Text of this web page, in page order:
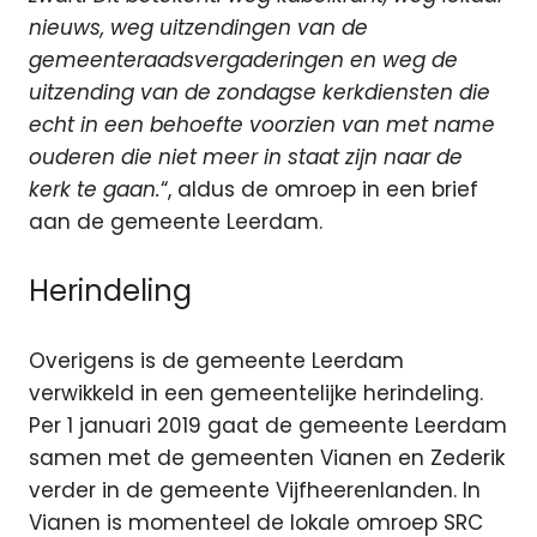
nieuws, weg uitzendingen van de
gemeenteraadsvergaderingen en weg de
uitzending van de zondagse kerkdiensten die
echt in een behoefte voorzien van met name
ouderen die niet meer in staat zijn naar de
kerk te gaan.“, aldus de omroep in een brief
aan de gemeente Leerdam.
Herindeling
Overigens is de gemeente Leerdam
verwikkeld in een gemeentelijke herindeling.
Per 1 januari 2019 gaat de gemeente Leerdam
samen met de gemeenten Vianen en Zederik
verder in de gemeente Vijfheerenlanden. In
Vianen is momenteel de lokale omroep SRC